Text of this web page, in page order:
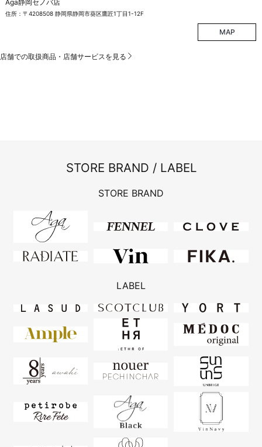
Aga静岡セノバ店
住所：〒4208508 静岡県静岡市葵区鷹匠1丁目1-12F
MAP
店舗での取扱商品・店舗サービスを見る
STORE BRAND / LABEL
STORE BRAND
LABEL